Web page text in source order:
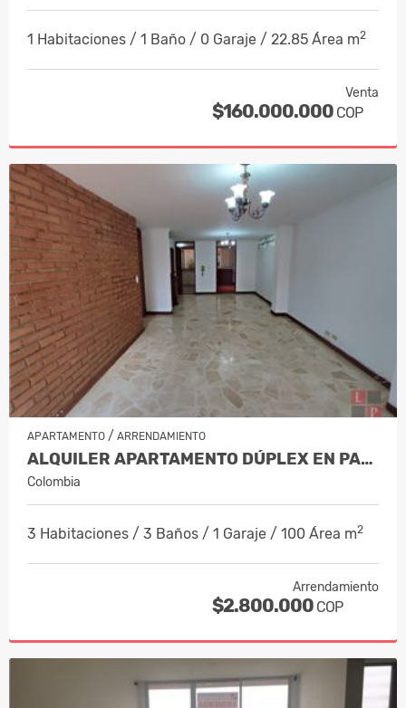
1 Habitaciones / 1 Baño / 0 Garaje / 22.85 Área m2
Venta
$160.000.000 COP
APARTAMENTO / ARRENDAMIENTO
ALQUILER APARTAMENTO DÚPLEX EN PALER…
Colombia
3 Habitaciones / 3 Baños / 1 Garaje / 100 Área m2
Arrendamiento
$2.800.000 COP